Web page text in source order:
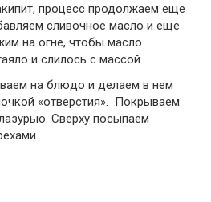
процесс продолжаем еще
сливочное масло и еще
на огне, чтобы масло
и слилось с массой.
на блюдо и делаем в нем
«отверстия». Покрываем
Сверху посыпаем